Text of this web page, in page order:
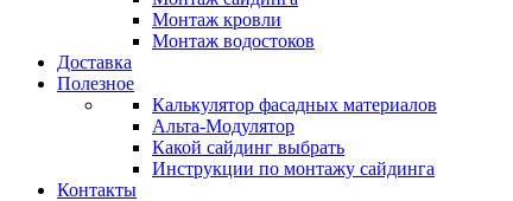
Монтаж кровли
Монтаж водостоков
Доставка
Полезное
Калькулятор фасадных материалов
Альта-Модулятор
Какой сайдинг выбрать
Инструкции по монтажу сайдинга
Контакты